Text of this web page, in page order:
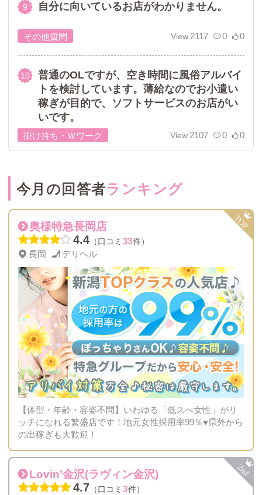
自分に向いているお店がわかりません。
その他質問 2117 0 0
普通のOLですが、空き時間に風俗アルバイ
トを検討しています。薄給なのでお小遣い
稼ぎが目的で、ソフトサービスのお店がい
いです。
掛け持ち・Ｗワーク 2107 0 0
今月の回答者ランキング
奥様特急長岡店
4.4 （口コミ 33件）
長岡 デリヘル
【体型・年齢・容姿不問】いわゆる「低スぺ女性」がリ
ッチになれる繁盛店です！地元女性採用率99％♥県外から
の出稼ぎも大歓迎！
Lovin’金沢(ラヴィン金沢)
4.7 （口コミ 3件）